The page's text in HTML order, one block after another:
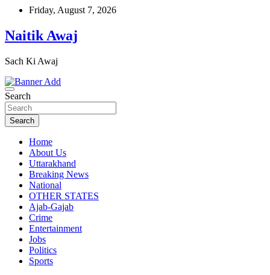
Skip
content
Friday, August 7, 2026
Naitik Awaj
Sach Ki Awaj
Search
Search
Home
About Us
Uttarakhand
Breaking News
National
OTHER STATES
Ajab-Gajab
Crime
Entertainment
Jobs
Politics
Sports